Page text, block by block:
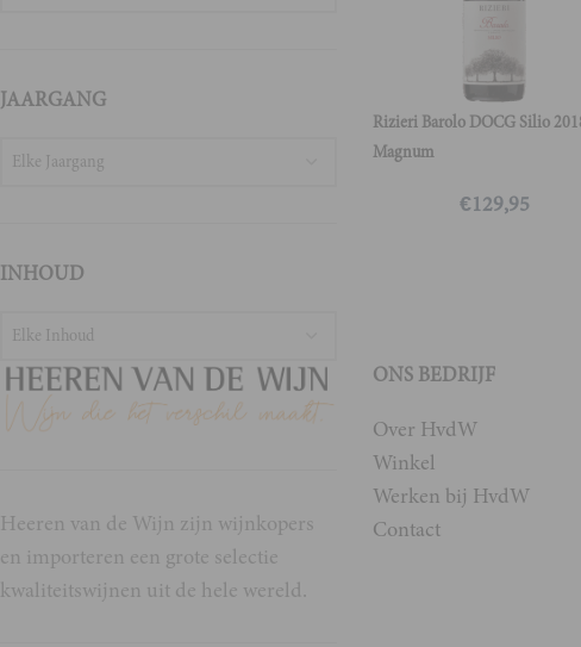
JAARGANG
Elke Jaargang
INHOUD
Elke Inhoud
Rizieri Barolo DOCG Silio
Magnum
€129,95
Heeren van de Wijn zijn wijnkopers
en importeren een grote selectie
kwaliteitswijnen uit de hele wereld.
ONS BEDRIJF
Over HvdW
Winkel
Werken bij HvdW
Contact